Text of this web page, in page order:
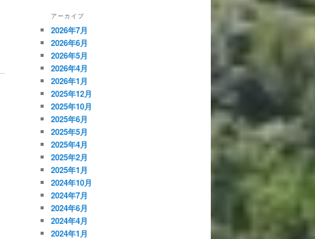
アーカイブ
2026年7月
2026年6月
2026年5月
2026年4月
2026年1月
2025年12月
2025年10月
2025年6月
2025年5月
2025年4月
2025年2月
2025年1月
2024年10月
2024年7月
2024年6月
2024年4月
2024年1月